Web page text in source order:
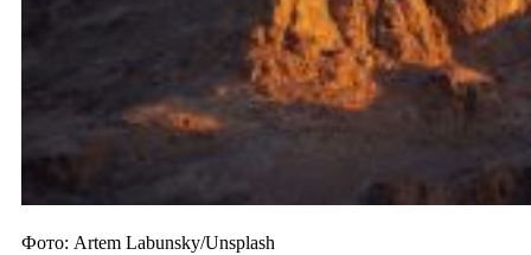
Фото: Artem Labunsky/Unsplash